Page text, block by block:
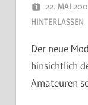
22. MAI
HINTERLASSEN
Der neue
hinsichtlich
Amateuren